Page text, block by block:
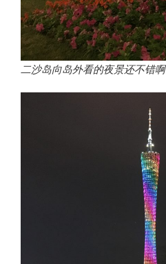
二沙岛向岛外看的夜景还不错啊